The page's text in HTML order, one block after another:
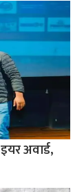
अवार्ड,